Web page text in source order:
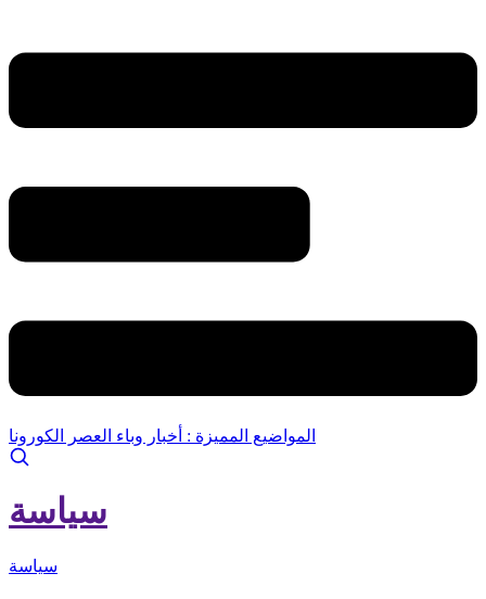
المواضيع المميزة : أخبار وباء العصر الكورونا
سياسة
سياسة